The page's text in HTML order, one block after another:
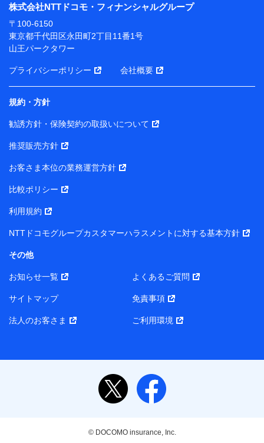
ります。
※ dポイントクラブ会員ではないお客さま（2019年12
月11日以降、一度もdポイントクラブ会員であったこと
がないお客さまに限る）に関する、2019年12月10日以
前に取得した個人データは、こちら の利用目的の範囲内
当社は株式会社NTTドコモ・フィナンシャルグループ
との間で、以下のとおり個人データを共同利用しま
す。
【共同して利用される利用データの項目】
当社または株式会社NTTドコモ・フィナンシャルグルー
の個人データ
基本情報
性、連絡先、dポイントサービスのご利用に関する情報。例
所、dポイント残高、dポイント利用履歴などが含まれます。
当社または株式会社NTTドコモ・フィナンシャルグループが
報。例として、当社または株式会社NTTドコモ・フィナンシ
履歴インターネット利用時の行動に関する情報、アプリケー
当社または株式会社NTTドコモ・フィナンシャルグループが
提供する保険関連サービスに関して取得し、又は保有する情
報。例として、見積請求受付時、資料請求受付時又はユーザ
保険商品の内容、保険料、保険料のお支払方法、車のメーカ
株式会社NTTドコモ・フィナンシャルグループ
〒100-6150
東京都千代田区永田町2丁目11番1号
山王パークタワー
プライバシーポリシー 会社概要
規約・方針
勧誘方針・保険契約の取扱いについて
推奨販売方針
お客さま本位の業務運営方針
比較ポリシー
利用規約
NTTドコモグループカスタマーハラスメントに対する基本方針
その他
お知らせ一覧 よくあるご質問
サイトマップ 免責事項
法人のお客さま ご利用環境
© DOCOMO insurance, Inc.